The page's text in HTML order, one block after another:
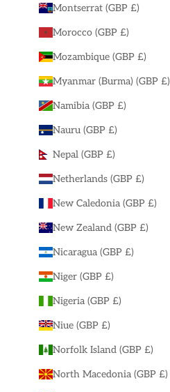
Montserrat (GBP £)
Morocco (GBP £)
Mozambique (GBP £)
Myanmar (Burma) (GBP £)
Namibia (GBP £)
Nauru (GBP £)
Nepal (GBP £)
Netherlands (GBP £)
New Caledonia (GBP £)
New Zealand (GBP £)
Nicaragua (GBP £)
Niger (GBP £)
Nigeria (GBP £)
Niue (GBP £)
Norfolk Island (GBP £)
North Macedonia (GBP £)